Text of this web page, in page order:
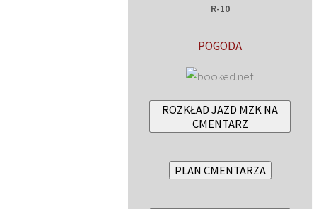
R-10
POGODA
ROZKŁAD JAZD MZK NA
CMENTARZ
PLAN CMENTARZA